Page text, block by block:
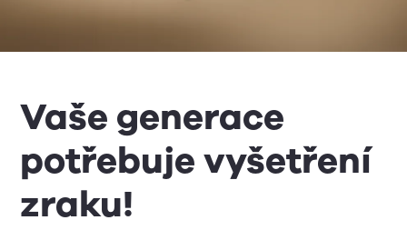
Vaše generace
potřebuje vyšetření
zraku!